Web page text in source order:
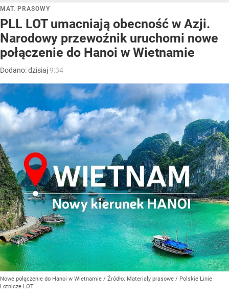
MAT. PRASOWY
PLL LOT umacniają obecność w Azji.
Narodowy przewoźnik uruchomi nowe
połączenie do Hanoi w Wietnamie
Dodano:dzisiaj9:34
Nowe połączenie do Hanoi w Wietnamie / Źródło: Materiały prasowe / Polskie Linie
Lotnicze LOT